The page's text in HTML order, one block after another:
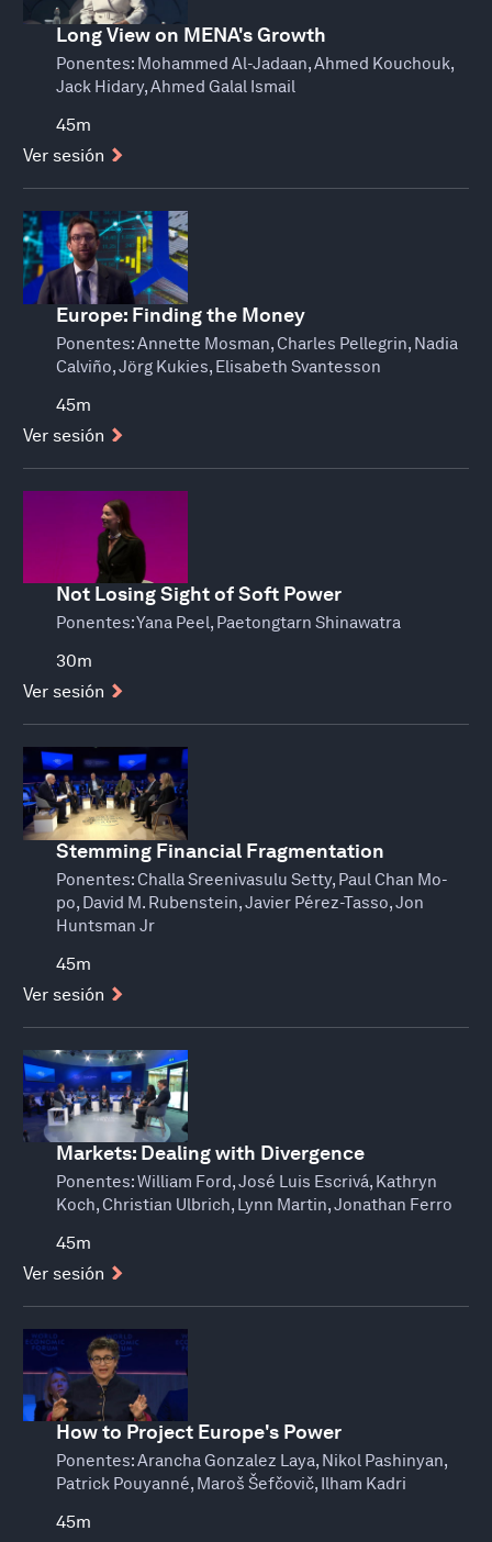
Long View on MENA's Growth
Ponentes: Mohammed Al-Jadaan, Ahmed Kouchouk,
Jack Hidary, Ahmed Galal Ismail
45m
Ver sesión
Europe: Finding the Money
Ponentes:Annette Mosman, Charles Pellegrin, Nadia
Calviño, Jörg Kukies, Elisabeth Svantesson
45m
Ver sesión
Not Losing Sight of Soft Power
Ponentes:Yana Peel, Paetongtarn Shinawatra
30m
Ver sesión
Stemming Financial Fragmentation
Ponentes: Challa Sreenivasulu Setty, Paul Chan Mo-
po, David M. Rubenstein, Javier Pérez-Tasso, Jon
Huntsman Jr
45m
Ver sesión
Markets: Dealing with Divergence
Ponentes:William Ford, José Luis Escrivá, Kathryn
Koch, Christian Ulbrich, Lynn Martin, Jonathan Ferro
45m
Ver sesión
How to Project Europe's Power
Ponentes:Arancha Gonzalez Laya, Nikol Pashinyan,
Patrick Pouyanné, Maroš Šefčovič, Ilham Kadri
45m